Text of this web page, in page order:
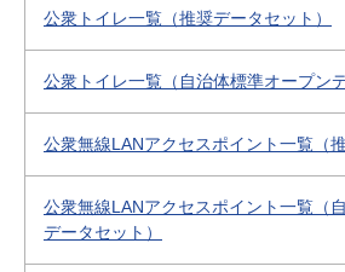
公衆トイレ一覧（推奨データセット）
公衆トイレ一覧（自治体標準オープン
公衆無線LANアクセスポイント一覧（
公衆無線LANアクセスポイント一覧（
データセット）